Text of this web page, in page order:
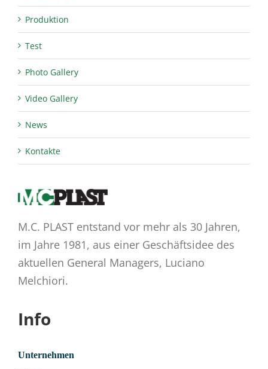
Produktion
Test
Photo Gallery
Video Gallery
News
Kontakte
M.C. PLAST entstand vor mehr als 30 Jahren,
im Jahre 1981, aus einer Geschäftsidee des
aktuellen General Managers, Luciano
Melchiori.
Info
Unternehmen